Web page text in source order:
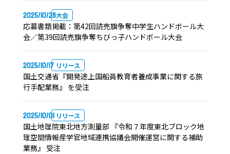
2025/10/28大会
応募書類掲載：第42回読売旗争奪中学生ハンドボール大
会／第39回読売旗争奪ちびっ子ハンドボール大会
2025/10/17 リリース
国土交通省『開発途上国船員教育者養成事業に関する旅
行手配業務』 を受注
2025/10/01 リリース
国土地理院東北地方測量部 『令和７年度東北ブロック地
理空間情報産学官地域連携協議会開催運営に関する補助
業務』 受注